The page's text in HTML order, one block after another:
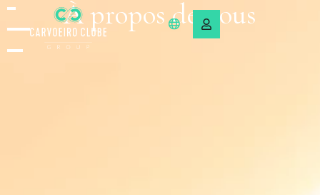
À propos de nous